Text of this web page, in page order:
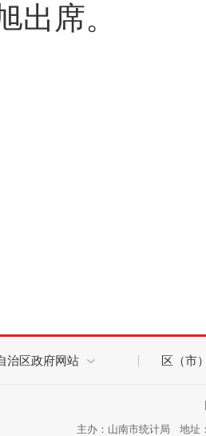
出席。
治区政府网站 区（市
主办：山南市统计局 地址